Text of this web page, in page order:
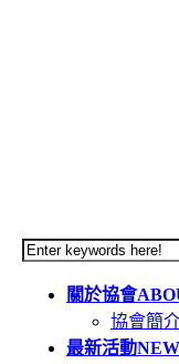
關於協會
協會簡
最新活動